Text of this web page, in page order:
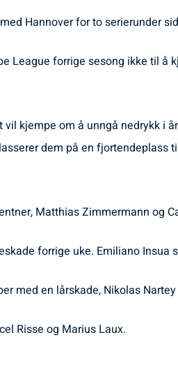
Hannover for to serierunder
League forrige sesong ikke til å
kjempe om å unngå nedrykk i
dem på en fjortendeplass
Matthias Zimmermann og
forrige uke. Emiliano
med en lårskade, Nikolas
Risse og Marius Laux.